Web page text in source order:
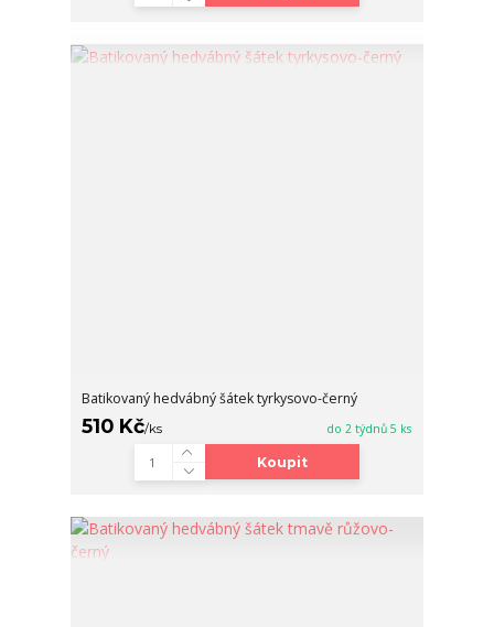
Batikovaný hedvábný šátek tyrkysovo-černý
510 Kč/ks do 2 týdnů 5 ks
Koupit